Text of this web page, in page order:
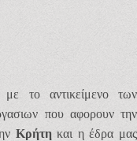
με το αντικείμενο των
που αφορουν την
Κρήτηκαι η έδρα μας